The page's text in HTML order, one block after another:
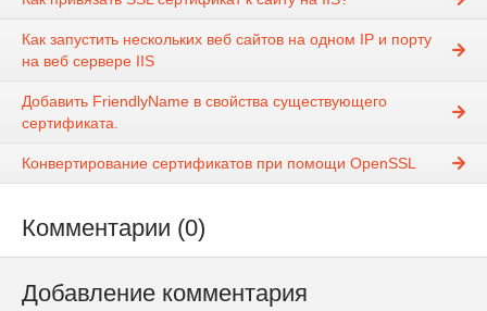
Как запустить нескольких веб сайтов на одном IP и порту
на веб сервере IIS
Добавить FriendlyName в свойства существующего
сертификата.
Конвертирование сертификатов при помощи OpenSSL
Комментарии (0)
Добавление комментария